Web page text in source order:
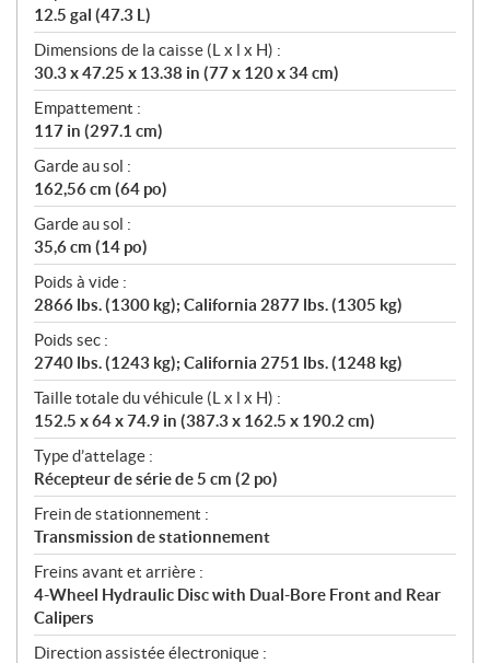
12.5 gal (47.3 L)
Dimensions de la caisse (L x l x H) :
30.3 x 47.25 x 13.38 in (77 x 120 x 34 cm)
Empattement :
117 in (297.1 cm)
Garde au sol :
162,56 cm (64 po)
Garde au sol :
35,6 cm (14 po)
Poids à vide :
2866 lbs. (1300 kg); California 2877 lbs. (1305 kg)
Poids sec :
2740 lbs. (1243 kg); California 2751 lbs. (1248 kg)
Taille totale du véhicule (L x l x H) :
152.5 x 64 x 74.9 in (387.3 x 162.5 x 190.2 cm)
Type d’attelage :
Récepteur de série de 5 cm (2 po)
Frein de stationnement :
Transmission de stationnement
Freins avant et arrière :
4-Wheel Hydraulic Disc with Dual-Bore Front and Rear
Calipers
Direction assistée électronique :